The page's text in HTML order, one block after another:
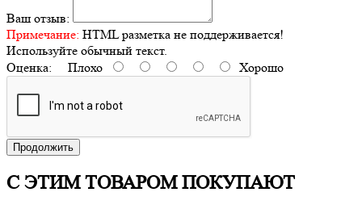
Ваш отзыв:
Примечание: HTML разметка не поддерживается!
Используйте обычный текст.
Оценка: Плохо Хорошо
Продолжить
С ЭТИМ ТОВАРОМ ПОКУПАЮТ